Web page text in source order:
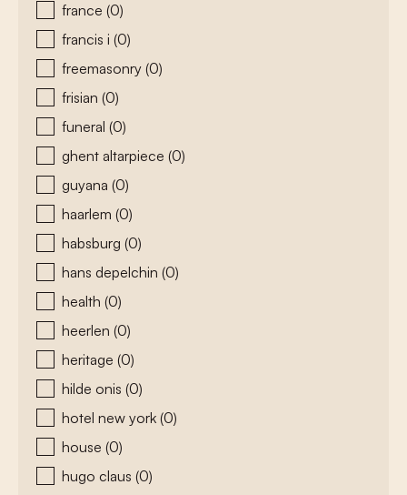
france (0)
francis i (0)
freemasonry (0)
frisian (0)
funeral (0)
ghent altarpiece (0)
guyana (0)
haarlem (0)
habsburg (0)
hans depelchin (0)
health (0)
heerlen (0)
heritage (0)
hilde onis (0)
hotel new york (0)
house (0)
hugo claus (0)